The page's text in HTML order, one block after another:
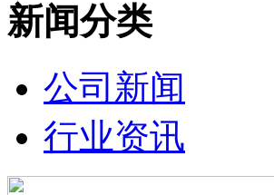
新闻分类
公司新闻
行业资讯